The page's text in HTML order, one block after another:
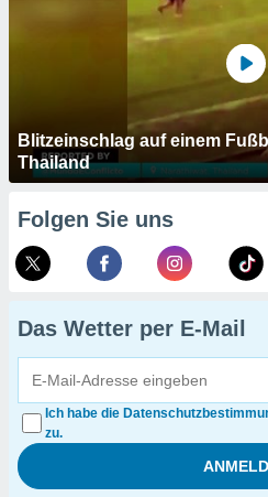
Blitzeinschlag auf einem
Thailand
Folgen Sie uns
Das Wetter per E-Mail
Ich habe die
zu.